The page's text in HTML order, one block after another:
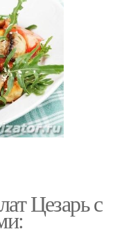
Цезарь с